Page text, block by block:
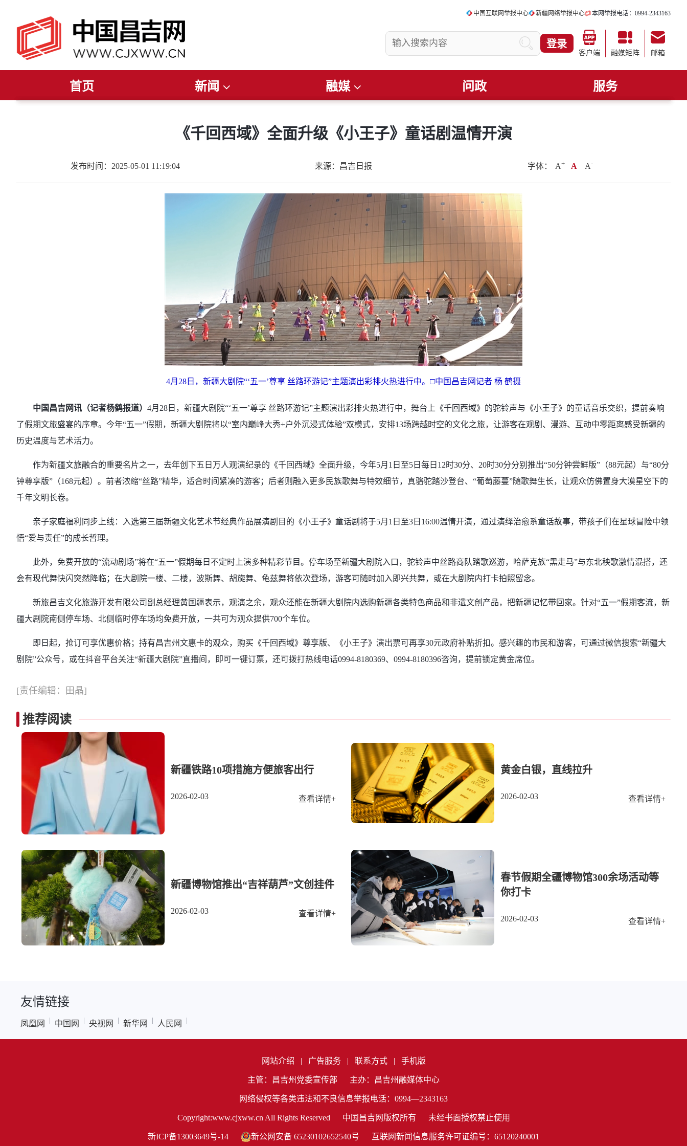
中国互联网举报中心 新疆网络举报中心 本网举报电话：0994-2343163
登录
客户端 融媒矩阵 邮箱
首页 新闻 融媒 问政 服务
《千回西域》全面升级《小王子》童话剧温情开演
发布时间：2025-05-01 11:19:04 来源：昌吉日报 字体： A+ A A-
4月28日，新疆大剧院“‘五一’尊享 丝路环游记”主题演出彩排火热进行中。□中国昌吉网记者 杨 鹤摄
中国昌吉网讯（记者杨鹤报道） 4月28日，新疆大剧院“‘五一’尊享 丝路环游记”主题演出彩排火热进行中，舞台上《千回西域》的驼铃声与《小王子》的童话音乐交织，提前奏响
了假期文旅盛宴的序章。今年“五一”假期，新疆大剧院将以“室内巅峰大秀+户外沉浸式体验”双模式，安排13场跨越时空的文化之旅，让游客在观剧、漫游、互动中零距离感受新疆的
历史温度与艺术活力。
作为新疆文旅融合的重要名片之一，去年创下五日万人观演纪录的《千回西域》全面升级，今年5月1日至5日每日12时30分、20时30分分别推出“50分钟尝鲜版”（88元起）与“80分
钟尊享版”（168元起）。前者浓缩“丝路”精华，适合时间紧凑的游客；后者则融入更多民族歌舞与特效细节，真骆驼踏沙登台、“葡萄藤蔓”随歌舞生长，让观众仿佛置身大漠星空下的
千年文明长卷。
亲子家庭福利同步上线：入选第三届新疆文化艺术节经典作品展演剧目的《小王子》童话剧将于5月1日至3日16:00温情开演，通过演绎治愈系童话故事，带孩子们在星球冒险中领
悟“爱与责任”的成长哲理。
此外，免费开放的“流动剧场”将在“五一”假期每日不定时上演多种精彩节目。停车场至新疆大剧院入口，驼铃声中丝路商队踏歌巡游，哈萨克族“黑走马”与东北秧歌激情混搭，还
会有现代舞快闪突然降临；在大剧院一楼、二楼，波斯舞、胡旋舞、龟兹舞将依次登场，游客可随时加入即兴共舞，或在大剧院内打卡拍照留念。
新旅昌吉文化旅游开发有限公司副总经理黄国疆表示，观演之余，观众还能在新疆大剧院内选购新疆各类特色商品和非遗文创产品，把新疆记忆带回家。针对“五一”假期客流，新
疆大剧院南侧停车场、北侧临时停车场均免费开放，一共可为观众提供700个车位。
即日起，抢订可享优惠价格；持有昌吉州文惠卡的观众，购买《千回西域》尊享版、《小王子》演出票可再享30元政府补贴折扣。感兴趣的市民和游客，可通过微信搜索“新疆大
剧院”公众号，或在抖音平台关注“新疆大剧院”直播间，即可一键订票，还可拨打热线电话0994-8180369、0994-8180396咨询，提前锁定黄金席位。
[责任编辑：田晶]
推荐阅读
新疆铁路10项措施方便旅客出行
2026-02-03 查看详情+
黄金白银，直线拉升
2026-02-03 查看详情+
新疆博物馆推出“吉祥葫芦”文创挂件
2026-02-03 查看详情+
春节假期全疆博物馆300余场活动等
你打卡
2026-02-03 查看详情+
友情链接
凤凰网 中国网 央视网 新华网 人民网
网站介绍 | 广告服务 | 联系方式 | 手机版
主管：昌吉州党委宣传部 主办：昌吉州融媒体中心
网络侵权等各类违法和不良信息举报电话：0994—2343163
Copyright:www.cjxww.cn All Rights Reserved 中国昌吉网版权所有 未经书面授权禁止使用
新ICP备13003649号-14 新公网安备 65230102652540号 互联网新闻信息服务许可证编号：65120240001